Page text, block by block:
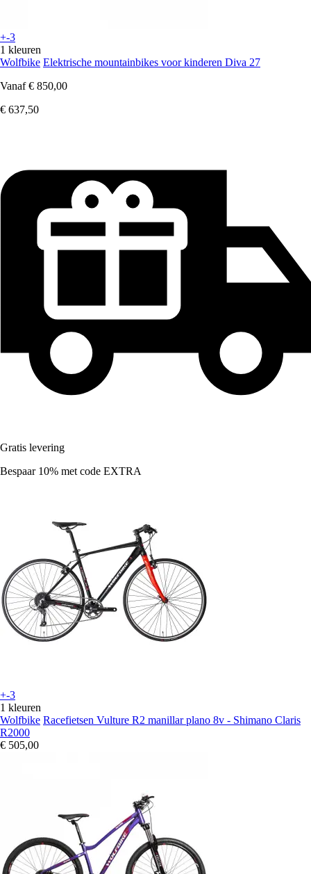
+-3
1 kleuren
Wolfbike Elektrische mountainbikes voor kinderen Diva 27
Vanaf € 850,00
€ 637,50
Gratis levering
Bespaar 10% met code EXTRA
+-3
1 kleuren
Wolfbike Racefietsen Vulture R2 manillar plano 8v - Shimano Claris
R2000
€ 505,00